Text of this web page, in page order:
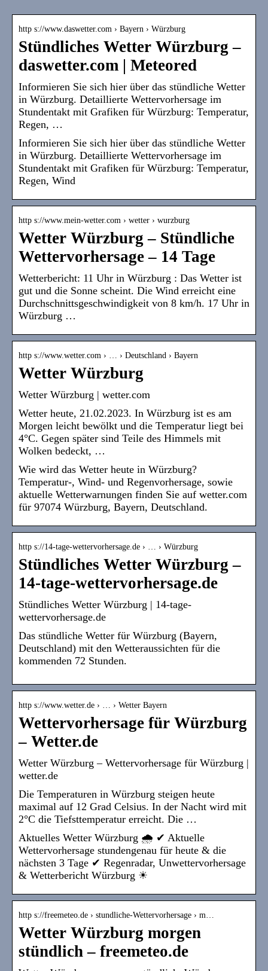
http s://www.daswetter.com › Bayern › Würzburg
Stündliches Wetter Würzburg –
daswetter.com | Meteored
Informieren Sie sich hier über das stündliche Wetter
in Würzburg. Detaillierte Wettervorhersage im
Stundentakt mit Grafiken für Würzburg: Temperatur,
Regen, …
Informieren Sie sich hier über das stündliche Wetter
in Würzburg. Detaillierte Wettervorhersage im
Stundentakt mit Grafiken für Würzburg: Temperatur,
Regen, Wind
http s://www.mein-wetter.com › wetter › wurzburg
Wetter Würzburg – Stündliche
Wettervorhersage – 14 Tage
Wetterbericht: 11 Uhr in Würzburg : Das Wetter ist
gut und die Sonne scheint. Die Wind erreicht eine
Durchschnittsgeschwindigkeit von 8 km/h. 17 Uhr in
Würzburg …
http s://www.wetter.com › … › Deutschland › Bayern
Wetter Würzburg
Wetter Würzburg | wetter.com
Wetter heute, 21.02.2023. In Würzburg ist es am
Morgen leicht bewölkt und die Temperatur liegt bei
4°C. Gegen später sind Teile des Himmels mit
Wolken bedeckt, …
Wie wird das Wetter heute in Würzburg?
Temperatur-, Wind- und Regenvorhersage, sowie
aktuelle Wetterwarnungen finden Sie auf wetter.com
für 97074 Würzburg, Bayern, Deutschland.
http s://14-tage-wettervorhersage.de › … › Würzburg
Stündliches Wetter Würzburg –
14-tage-wettervorhersage.de
Stündliches Wetter Würzburg | 14-tage-
wettervorhersage.de
Das stündliche Wetter für Würzburg (Bayern,
Deutschland) mit den Wetteraussichten für die
kommenden 72 Stunden.
http s://www.wetter.de › … › Wetter Bayern
Wettervorhersage für Würzburg
– Wetter.de
Wetter Würzburg – Wettervorhersage für Würzburg |
wetter.de
Die Temperaturen in Würzburg steigen heute
maximal auf 12 Grad Celsius. In der Nacht wird mit
2°C die Tiefsttemperatur erreicht. Die …
Aktuelles Wetter Würzburg 🌧️ ✔ Aktuelle
Wettervorhersage stundengenau für heute & die
nächsten 3 Tage ✔ Regenradar, Unwettervorhersage
& Wetterbericht Würzburg ☀
http s://freemeteo.de › stundliche-Wettervorhersage › m…
Wetter Würzburg morgen
stündlich – freemeteo.de